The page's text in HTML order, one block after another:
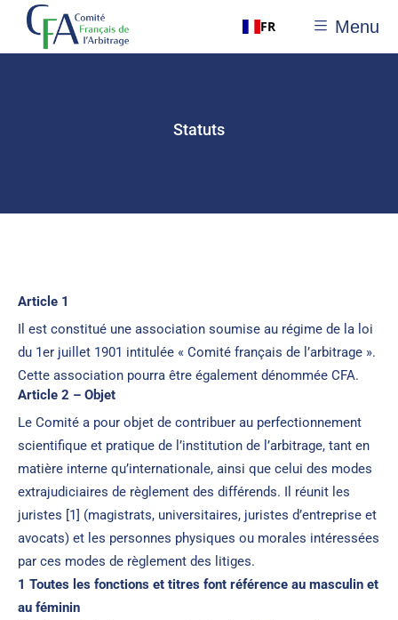
Menu
FR
Statuts
Article 1
Il est constitué une association soumise au régime de la loi
du 1er juillet 1901 intitulée « Comité français de l’arbitrage ».
Cette association pourra être également dénommée CFA.
Article 2 – Objet
Le Comité a pour objet de contribuer au perfectionnement
scientifique et pratique de l’institution de l’arbitrage, tant en
matière interne qu’internationale, ainsi que celui des modes
extrajudiciaires de règlement des différends. Il réunit les
juristes [1] (magistrats, universitaires, juristes d’entreprise et
avocats) et les personnes physiques ou morales intéressées
par ces modes de règlement des litiges.
1 Toutes les fonctions et titres font référence au masculin et
au féminin